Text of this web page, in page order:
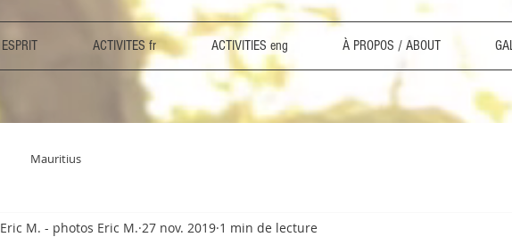
ESPRIT ACTIVITES fr ACTIVITIES eng À PROPOS / ABOUT
Mauritius
Eric M. - photos Eric M. 27 nov. 2019 1 min de lecture